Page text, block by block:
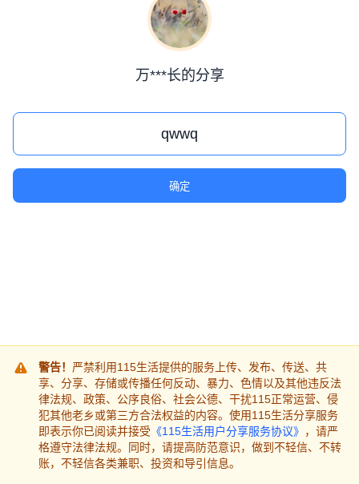
万***长的分享
确定
警告！ 严禁利用115生活提供的服务上传、发布、传送、共
享、分享、存储或传播任何反动、暴力、色情以及其他违反法
律法规、政策、公序良俗、社会公德、干扰115正常运营、侵
犯其他老乡或第三方合法权益的内容。使用115生活分享服务
即表示你已阅读并接受 《115生活用户分享服务协议》 ，请严
格遵守法律法规。同时，请提高防范意识，做到不轻信、不转
账，不轻信各类兼职、投资和导引信息。